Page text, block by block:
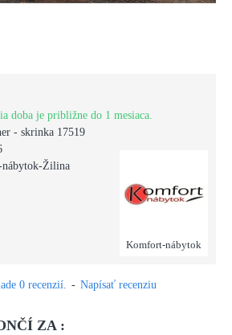
doba je približne do 1 mesiaca.
- skrinka 17519
Žilina
Komfort-nábytok
0 recenzií. - Napísať recenziu
ZA :